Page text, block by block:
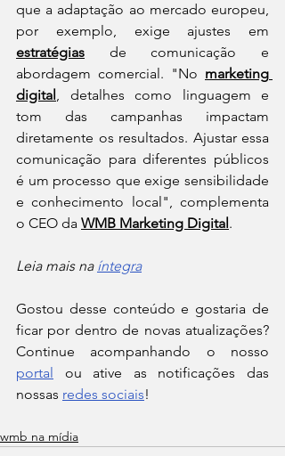
que a adaptação ao mercado europeu,
estratégias de comunicação e
abordagem comercial. "No marketing
digital , detalhes como linguagem e
tom das campanhas impactam
diretamente os resultados. Ajustar essa
comunicação para diferentes públicos
é um processo que exige sensibilidade
e conhecimento local", complementa
o CEO da WMB Marketing Digital .
Leia mais na íntegra
Gostou desse conteúdo e gostaria de
ficar por dentro de novas atualizações?
portal
ou ative as notificações das
nossas redes sociais!
wmb na mídia